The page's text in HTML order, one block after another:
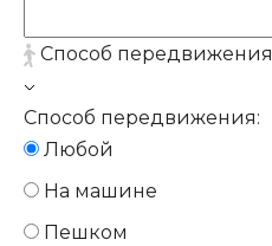
Способ передвижения
Способ передвижения:
Любой
На машине
Пешком